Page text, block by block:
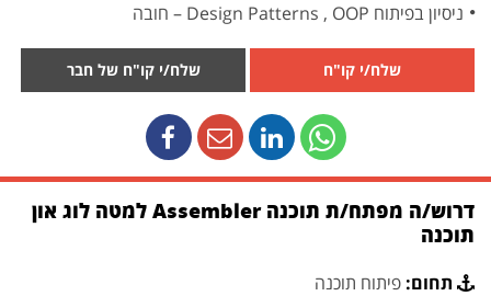
ניסיון בפיתוח Design Patterns , OOP – חובה
שלח/י קו"ח שלח/י קו"ח של חבר
דרוש/ה מפתח/ת תוכנה Assembler למטה לוג און
תוכנה
תחום: פיתוח תוכנה